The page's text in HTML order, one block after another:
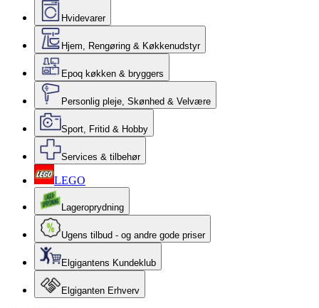
Hvidevarer
Hjem, Rengøring & Køkkenudstyr
Epoq køkken & bryggers
Personlig pleje, Skønhed & Velvære
Sport, Fritid & Hobby
Services & tilbehør
LEGO
Lageroprydning
Ugens tilbud - og andre gode priser
Elgigantens Kundeklub
Elgiganten Erhverv